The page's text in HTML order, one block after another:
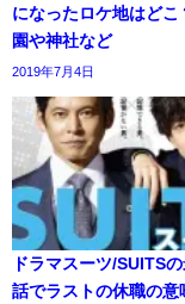
になったロケ地はどこ
園や神社など
2019年7月4日
ドラマスーツ/SUITS
話でラストの休職の意